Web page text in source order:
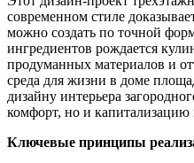
современном стиле
можно создать по точной
ингредиентов рождается
продуманных материалов и
среда для жизни в доме
дизайну интерьера
комфорт, но и
Ключевые принципы